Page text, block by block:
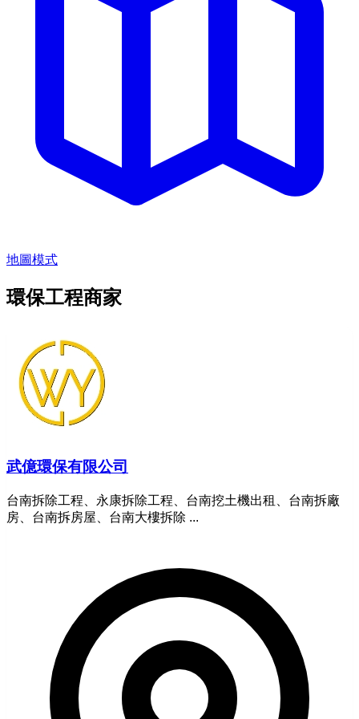
地圖模式
環保工程商家
武億環保有限公司
台南拆除工程、永康拆除工程、台南挖土機出租、台南拆廠
房、台南拆房屋、台南大樓拆除 ...